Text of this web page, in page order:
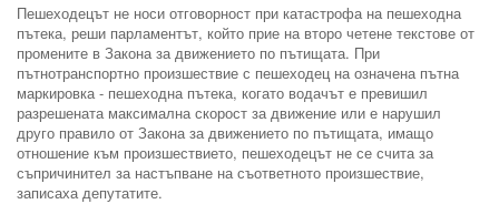
Пешеходецът не носи отговорност при катастрофа на пешеходна
пътека, реши парламентът, който прие на второ четене текстове от
промените в Закона за движението по пътищата. При
пътнотранспортно произшествие с пешеходец на означена пътна
маркировка - пешеходна пътека, когато водачът е превишил
разрешената максимална скорост за движение или е нарушил
друго правило от Закона за движението по пътищата, имащо
отношение към произшествието, пешеходецът не се счита за
съпричинител за настъпване на съответното произшествие,
записаха депутатите.